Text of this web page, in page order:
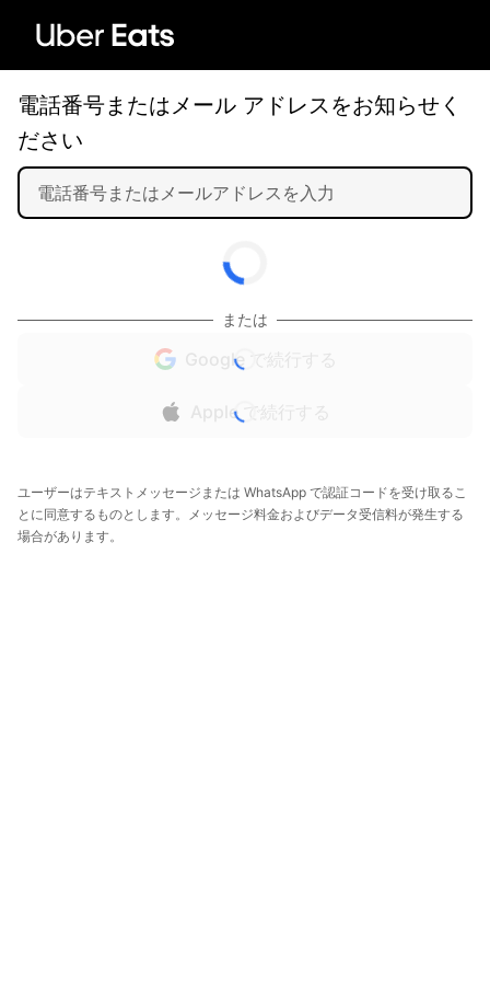
電話番号またはメール アドレスをお知らせく
ださい
または
Google で続行する
Apple で続行する
ユーザーはテキストメッセージまたは WhatsApp で認証コードを受け取るこ
とに同意するものとします。メッセージ料金およびデータ受信料が発生する
場合があります。